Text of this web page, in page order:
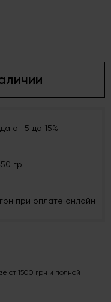
от 5 до 15%
грн
при оплате онлайн
от 1500 грн и полной